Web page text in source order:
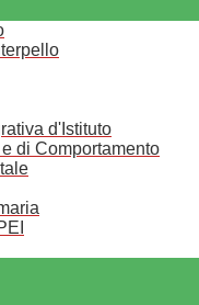
d'Istituto
di Comportamento